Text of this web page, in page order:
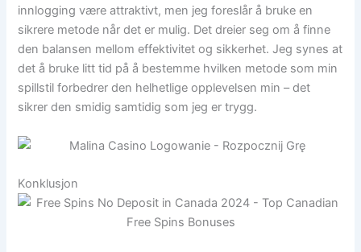
innlogging være attraktivt, men jeg foreslår å bruke en
sikrere metode når det er mulig. Det dreier seg om å finne
den balansen mellom effektivitet og sikkerhet. Jeg synes at
det å bruke litt tid på å bestemme hvilken metode som min
spillstil forbedrer den helhetlige opplevelsen min – det
sikrer den smidig samtidig som jeg er trygg.
Konklusjon